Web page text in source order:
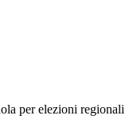
per elezioni regionali